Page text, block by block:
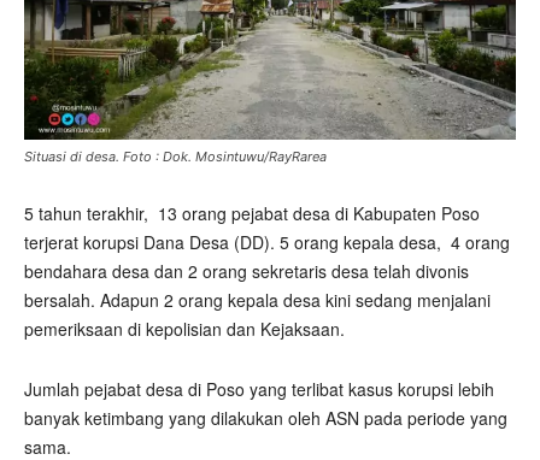
Situasi di desa. Foto : Dok. Mosintuwu/RayRarea
5 tahun terakhir, 13 orang pejabat desa di Kabupaten Poso
terjerat korupsi Dana Desa (DD). 5 orang kepala desa, 4 orang
bendahara desa dan 2 orang sekretaris desa telah divonis
bersalah. Adapun 2 orang kepala desa kini sedang menjalani
pemeriksaan di kepolisian dan Kejaksaan.
Jumlah pejabat desa di Poso yang terlibat kasus korupsi lebih
banyak ketimbang yang dilakukan oleh ASN pada periode yang
sama.